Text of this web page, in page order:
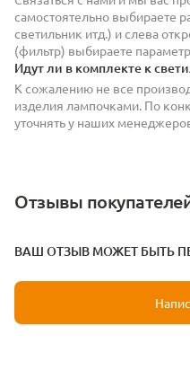
самостоятельно выбираете
светильник итд.) и слева
(фильтр) выбираете
Идут ли в комплекте к
К сожалению не все
изделия лампочками. По
уточнять у наших
Отзывы
ВАШ ОТЗЫВ МОЖЕТ БЫТЬ